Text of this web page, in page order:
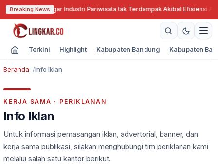
Breaking News
Cari Solusi Agar Industri Pariwisata tak Terdampak Akibat Efisiensi
Terkini Highlight Kabupaten Bandung Kabupaten
Beranda Info Iklan
KERJA SAMA · PERIKLANAN
Info Iklan
Untuk informasi pemasangan iklan, advertorial, banner, dan
kerja sama publikasi, silakan menghubungi tim periklanan kami
melalui salah satu kantor berikut.